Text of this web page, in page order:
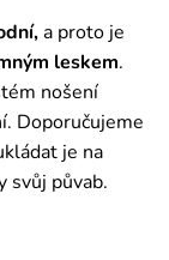
a proto je
leskem.
nošení
Doporučujeme
je na
svůj půvab.